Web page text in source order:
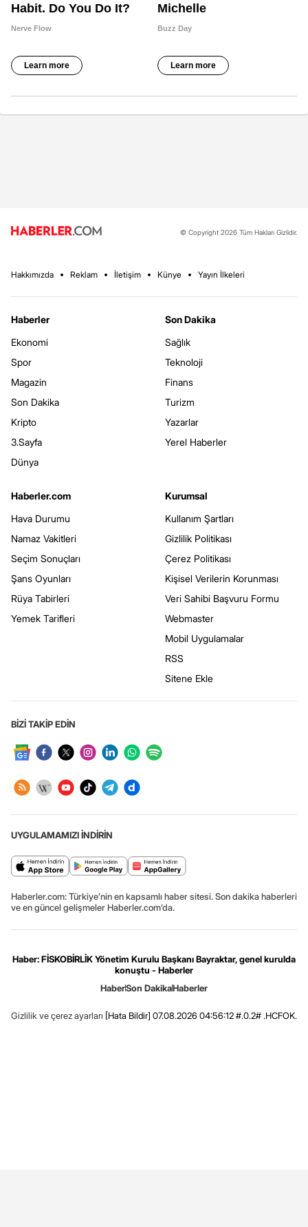
© Copyright 2026 Tüm Hakları Gizlidir.
Hakkımızda Reklam İletişim Künye Yayın İlkeleri
Haberler
Ekonomi
Spor
Magazin
Son Dakika
Kripto
3.Sayfa
Dünya
Son Dakika
Sağlık
Teknoloji
Finans
Turizm
Yazarlar
Yerel Haberler
Haberler.com
Hava Durumu
Namaz Vakitleri
Seçim Sonuçları
Şans Oyunları
Rüya Tabirleri
Yemek Tarifleri
Kurumsal
Kullanım Şartları
Gizlilik Politikası
Çerez Politikası
Kişisel Verilerin Korunması
Veri Sahibi Başvuru Formu
Webmaster
Mobil Uygulamalar
RSS
Sitene Ekle
BİZİ TAKİP EDİN
UYGULAMAMIZI İNDİRİN
Haberler.com: Türkiye’nin en kapsamlı haber sitesi. Son dakika haberleri
ve en güncel gelişmeler Haberler.com’da.
Haber: FİSKOBİRLİK Yönetim Kurulu Başkanı Bayraktar, genel kurulda
konuştu - Haberler
HaberSon DakikaHaberler
Gizlilik ve çerez ayarları [Hata Bildir] 07.08.2026 04:56:12 #.0.2# .HCFOK.